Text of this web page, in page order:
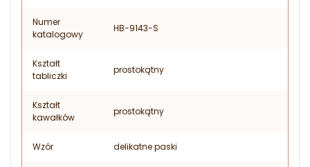
Numer
katalogowy
HB-9143-S
Kształt
tabliczki
prostokątny
Kształt
kawałków
prostokątny
Wzór delikatne paski